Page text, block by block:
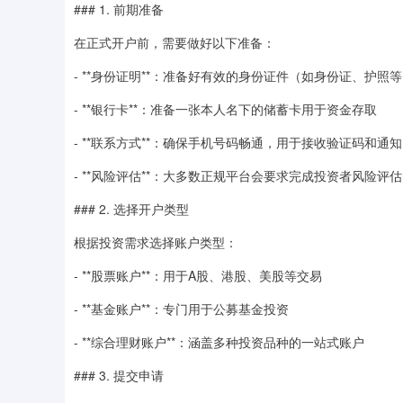
### 1. 前期准备
在正式开户前，需要做好以下准备：
- **身份证明**：准备好有效的身份证件（如身份证、护照等
- **银行卡**：准备一张本人名下的储蓄卡用于资金存取
- **联系方式**：确保手机号码畅通，用于接收验证码和通知
- **风险评估**：大多数正规平台会要求完成投资者风险评
### 2. 选择开户类型
根据投资需求选择账户类型：
- **股票账户**：用于A股、港股、美股等交易
- **基金账户**：专门用于公募基金投资
- **综合理财账户**：涵盖多种投资品种的一站式账户
### 3. 提交申请